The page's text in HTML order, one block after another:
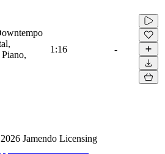
1:16 -
2026 Jamendo Licensing